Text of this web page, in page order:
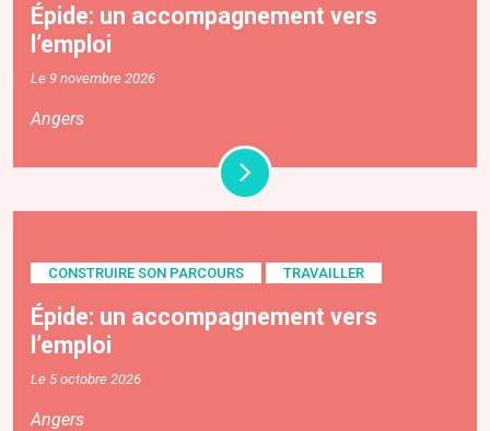
Épide: un accompagnement vers
l’emploi
Le 9 novembre 2026
Angers
CONSTRUIRE SON PARCOURS TRAVAILLER
Épide: un accompagnement vers
l’emploi
Le 5 octobre 2026
Angers